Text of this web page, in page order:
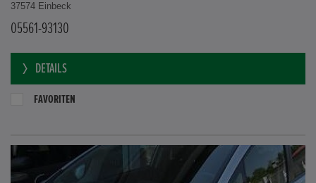
37574 Einbeck
05561-93130
DETAILS
FAVORITEN